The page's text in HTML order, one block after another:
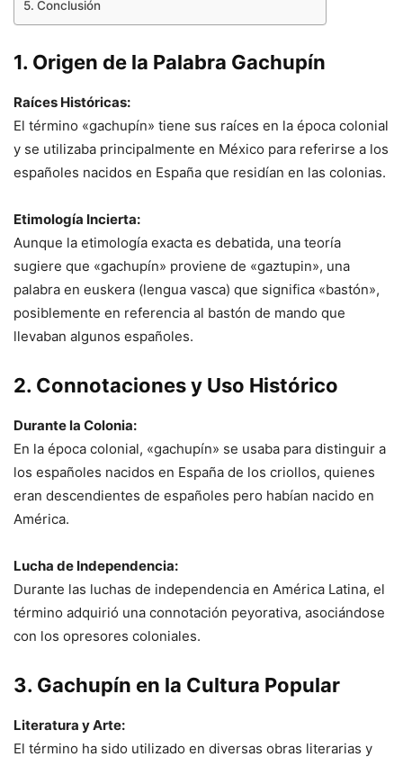
Conclusión
1. Origen de la Palabra Gachupín
Raíces Históricas:
El término «gachupín» tiene sus raíces en la época colonial
y se utilizaba principalmente en México para referirse a los
españoles nacidos en España que residían en las colonias.
Etimología Incierta:
Aunque la etimología exacta es debatida, una teoría
sugiere que «gachupín» proviene de «gaztupin», una
palabra en euskera (lengua vasca) que significa «bastón»,
posiblemente en referencia al bastón de mando que
llevaban algunos españoles.
2. Connotaciones y Uso Histórico
Durante la Colonia:
En la época colonial, «gachupín» se usaba para distinguir a
los españoles nacidos en España de los criollos, quienes
eran descendientes de españoles pero habían nacido en
América.
Lucha de Independencia:
Durante las luchas de independencia en América Latina, el
término adquirió una connotación peyorativa, asociándose
con los opresores coloniales.
3. Gachupín en la Cultura Popular
Literatura y Arte:
El término ha sido utilizado en diversas obras literarias y